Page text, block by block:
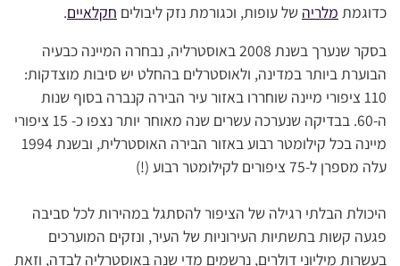
כדוגמת מלריה של עופות, וכגורמת נזק ליבולים חקלאיים.
בסקר שנערך בשנת 2008 באוסטרליה, נבחרה המיינה כבעיה
הבוערת ביותר במדינה, ולאוסטרלים בהחלט יש סיבות מוצדקות:
110 ציפורי מיינה שוחררו באזור עיר הבירה קנברה בסוף שנות
ה-60. בבדיקה שנערכה עשרים שנה מאוחר יותר נצפו כ- 15 ציפורי
מיינה בכל קילומטר רבוע באזור הבירה האוסטרלית, ובשנת 1994
עלה מספרן ל-75 ציפורים לקילומטר רבוע (!)
היכולת הבלתי רגילה של הציפור להסתגל במהירות לכל סביבה
פגעה קשות בתשתיות העירוניות של העיר, ונזקים המוערכים
בעשרות מיליוני דולרים, נרשמים מדי שנה באוסטרליה לבדה, וזאת